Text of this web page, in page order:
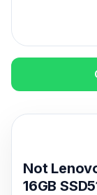
Not
16GB